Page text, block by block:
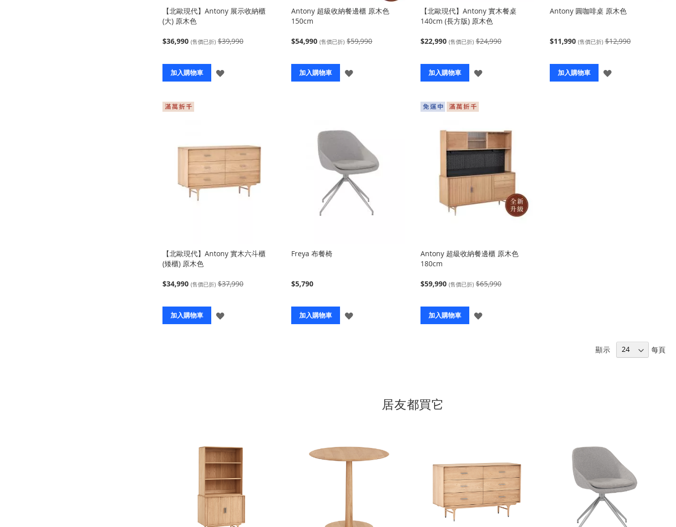
【北歐現代】Antony 展示收納櫃
(大) 原木色
$36,990 (售價已折) $39,990
加入購物車
登
Antony 超級收納餐邊櫃 原木色
150cm
$54,990 (售價已折) $59,990
加入購物車
登
【北歐現代】Antony 實木餐桌
140cm (長方版) 原木色
$22,990 (售價已折) $24,990
加入購物車
登
Antony 圓咖啡桌 原木色
$11,990 (售價已折) $12,990
加入購物車
登
【北歐現代】Antony 實木六斗櫃
(矮櫃) 原木色
$34,990 (售價已折) $37,990
加入購物車
登
Freya 布餐椅
$5,790
加入購物車
登
Antony 超級收納餐邊櫃 原木色
180cm
$59,990 (售價已折) $65,990
加入購物車
登
顯示
每頁
居友都買它